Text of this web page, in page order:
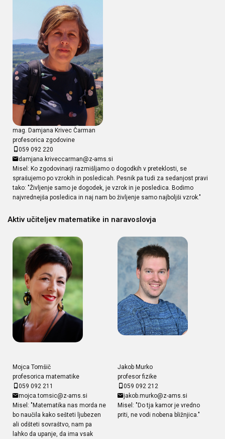
mag. Damjana Krivec Čarman
profesorica zgodovine
059 092 220
damjana.kriveccarman@z-ams.si
Misel: Ko zgodovinarji razmišljamo o dogodkih v preteklosti, se
sprašujemo po vzrokih in posledicah. Pesnik pa tudi za sedanjost pravi
tako: "Življenje samo je dogodek, je vzrok in je posledica. Bodimo
najvrednejša posledica in naj nam bo življenje samo najboljši vzrok."
Aktiv učiteljev matematike in naravoslovja
Mojca Tomšič
profesorica matematike
059 092 211
mojca.tomsic@z-ams.si
Misel: "Matematika nas morda ne
bo naučila kako sešteti ljubezen
ali odšteti sovraštvo, nam pa
lahko da upanje, da ima vsak
Jakob Murko
profesor fizike
059 092 212
jakob.murko@z-ams.si
Misel: "Do tja kamor je vredno
priti, ne vodi nobena bližnjica."